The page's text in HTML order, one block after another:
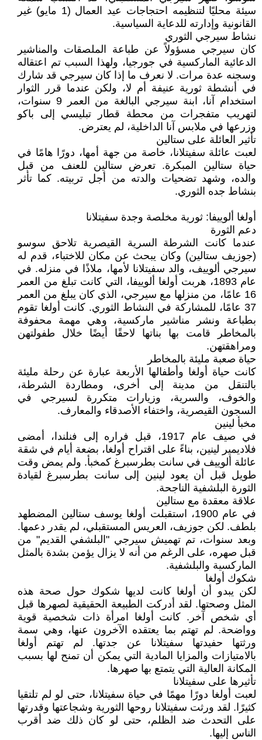
سيئة محليًا لتنظيمه احتجاجات عيد العمال (1 مايو) غير
القانونية وإدارته للدعاية السياسية.
نشاط سيرجي الثوري
كان سيرجي مسؤولاً عن طباعة الملصقات والمناشير
الدعائية الماركسية في جورجيا، ولهذا السبب تم اعتقاله
وسجنه عدة مرات. لا نعرف ما إذا كان سيرجي قد شارك
في أنشطة ثورية عنيفة أم لا، ولكن عندما قرر الثوار
استخدام آنا، ابنة سيرجي البالغة من العمر 9 سنوات،
لتهريب متفجرات من محطة قطار تبليسي إلى باكو
وزرعها في ملابس آنا الداخلية، لم يعترض.
تأثير العائلة على ستالين
لعبت عائلة سفيتلانا، خاصة من جهة أمها، دورًا هامًا في
حياة ستالين المبكرة. تعرض ستالين للعنف من قبل
والده، وشهد تضحيات والدته من أجل تربيته. كما تأثر
بنشاط جده الثوري.
أولغا ألوييفا: ثورية مخلصة وجدة سفيتلانا
دعم الثورة
عندما كانت الشرطة السرية القيصرية تلاحق سوسو
(جوزيف ستالين) وكان يبحث عن مكان للاختباء، قدم له
سيرجي ألوييف، والد سفيتلانا لأمها، ملاذًا في منزله. في
عام 1893، هربت أولغا ألوييفا، التي كانت تبلغ من العمر
16 عامًا، من منزلها مع سيرجي، الذي كان يبلغ من العمر
37 عامًا، للمشاركة في النشاط الثوري. كانت أولغا تقوم
بطباعة ونشر مناشير ماركسية، وهي مهمة محفوفة
بالمخاطر قامت بها بناتها لاحقًا أيضًا خلال طفولتهن
ومراهقتهن.
حياة صعبة مليئة بالمخاطر
كانت حياة أولغا وأطفالها الأربعة عبارة عن رحلة مليئة
بالتنقل من مدينة إلى أخرى، ومطاردة الشرطة،
والخوف، والسرية، وزيارات متكررة لسيرجي في
السجون القيصرية، واختفاء الأصدقاء والمعارف.
مخبأ لينين
في صيف عام 1917، قبل فراره إلى فنلندا، أمضى
فلاديمير لينين، بناءً على اقتراح أولغا، بضعة أيام في شقة
عائلة ألوييف في سانت بطرسبرغ كمخبأ. ولم يمض وقت
طويل قبل أن يعود لينين إلى سانت بطرسبرغ لقيادة
الثورة البلشفية الناجحة.
علاقة معقدة مع ستالين
في عام 1900، استقبلت أولغا يوسف ستالين المضطهد
بلطف. لكن جوزيف، العريس المستقبلي، لم يقدر دعمها.
وبعد سنوات، تم تهميش سيرجي "البلشفي القديم" من
قبل صهره، على الرغم من أنه لا يزال يؤمن بشدة بالمثل
الماركسية والبلشفية.
شكوك أولغا
لكن يبدو أن أولغا كانت لديها شكوك حول صحة هذه
المثل وصحتها. لقد أدركت الطبيعة الحقيقية لصهرها قبل
أي شخص آخر. كانت أولغا امرأة ذات شخصية قوية
وواضحة. لم تهتم بما يعتقده الآخرون عنها، وهي سمة
ورثتها حفيدتها سفيتلانا عن جدتها. لم تهتم أولغا
بالامتيازات والمزايا المادية التي يمكن أن تمنح لها بسبب
المكانة العالية التي يتمتع بها صهرها.
تأثيرها على سفيتلانا
لعبت أولغا دورًا مهمًا في حياة سفيتلانا، حتى لو لم تلتقيا
كثيرًا. لقد ورثت سفيتلانا روحها الثورية وشجاعتها وقدرتها
على التحدث ضد الظلم، حتى لو كان ذلك ضد أقرب
الناس إليها.